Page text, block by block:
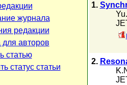
журнала
редакции
авторов
статью
статус статьи
1.
2.